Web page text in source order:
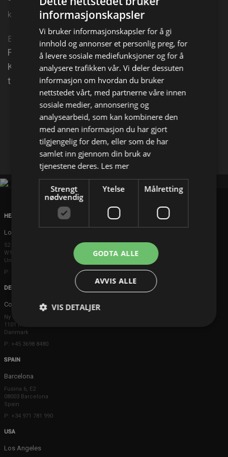
kl. 23:30 på TV 2 Sport 2
Episode 11
Fra 's-Hertogenbosch, Nederland, og finalen mellom
Kamil Majchrzak og Alex de Minaur i ATP 250-
turneringen Libema Open.
Facebook X
HEAD OFFICE
London
52 Brook Street
W1K 5DS London
United Kingdom
P: +44 203 608 8181
DENMARK
Copenhagen
Ny Østergade 20
1101 København K
Danmark
P: +45 3698 8480
SPAIN
Barcelona
Fusina 6, E2
08003 Barcelona
Spain
P: +34 971 781 990
USA
Los Angeles
informasjonskapsler
Vi bruker informasjonskapsler for å gi
innhold og annonser et personlig preg, for
å levere sosiale mediefunksjoner og for å
analysere trafikken vår. Vi deler dessuten
informasjon om hvordan du bruker
nettstedet vårt, med partnerne våre innen
sosiale medier, annonsering og
analysearbeid, som kan kombinere den
med annen informasjon du har gjort
tilgjengelig for dem, eller som de har
samlet inn gjennom din bruk av
tjenestene deres. Les mer
Strengt
nødvendig
Ytelse Målretting
GODTA ALLE
AVVIS ALLE
VIS DETALJER